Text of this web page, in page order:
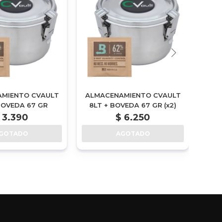
CVAULT
67 GR
3.390
ALMACENAMIENTO CVAULT
8LT + BOVEDA 67 GR (x2)
$ 6.250
AGOTADO